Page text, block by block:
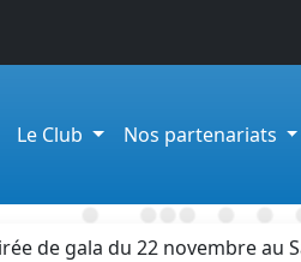
Le Club Nos partenariats
de gala du 22 novembre au